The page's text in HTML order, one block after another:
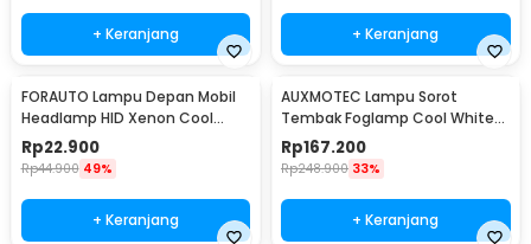
+ Keranjang + Keranjang
FORAUTO Lampu Depan Mobil
Headlamp HID Xenon Cool
White 35W 12V 1 PCS H1
Rp22.900
Rp44.900 49%
+ Keranjang
AUXMOTEC Lampu Sorot
Tembak Foglamp Cool White
IP67 108W 9-50V 20cm 36 LED -
A8
Rp167.200
Rp248.900 33%
+ Keranjang